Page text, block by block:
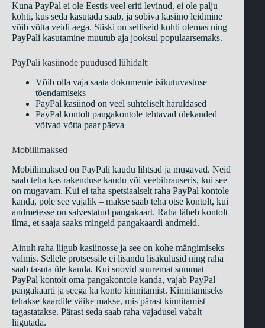
Kuna PayPal ei ole Eestis veel eriti levinud, ei ole palju
kohti, kus seda kasutada saab, ja sobiva kasiino leidmine
võib võtta veidi aega. Siiski on selliseid kohti olemas ning
PayPali kasutamine muutub aja jooksul populaarsemaks.
PayPali kasiinode puudused lühidalt:
Võib olla vaja saata dokumente isikutuvastuse
tõendamiseks
PayPal kasiinod on veel suhteliselt haruldased
PayPal kontolt pangakontole tehtavad ülekanded
võivad võtta paar päeva
Mobiilimaksed
Mobiilimaksed on PayPali kaudu lihtsad ja mugavad. Neid
saab teha kas rakenduse kaudu või veebibrauseris, kui see
on mugavam. Kui ei taha spetsiaalselt raha PayPal kontole
kanda, pole see vajalik – makse saab teha otse kontolt, kui
andmetesse on salvestatud pangakaart. Raha läheb kontolt
ilma, et saaja saaks mingeid pangakaardi andmeid.
Ainult raha liigub kasiinosse ja see on kohe mängimiseks
valmis. Sellele protsessile ei lisandu lisakulusid ning raha
saab tasuta üle kanda. Kui soovid suuremat summat
PayPal kontolt oma pangakontole kanda, vajab PayPal
pangakaarti ja seega ka konto kinnitamist. Kinnitamiseks
tehakse kaardile väike makse, mis pärast kinnitamist
tagastatakse. Pärast seda saab raha vajadusel vabalt
liigutada.